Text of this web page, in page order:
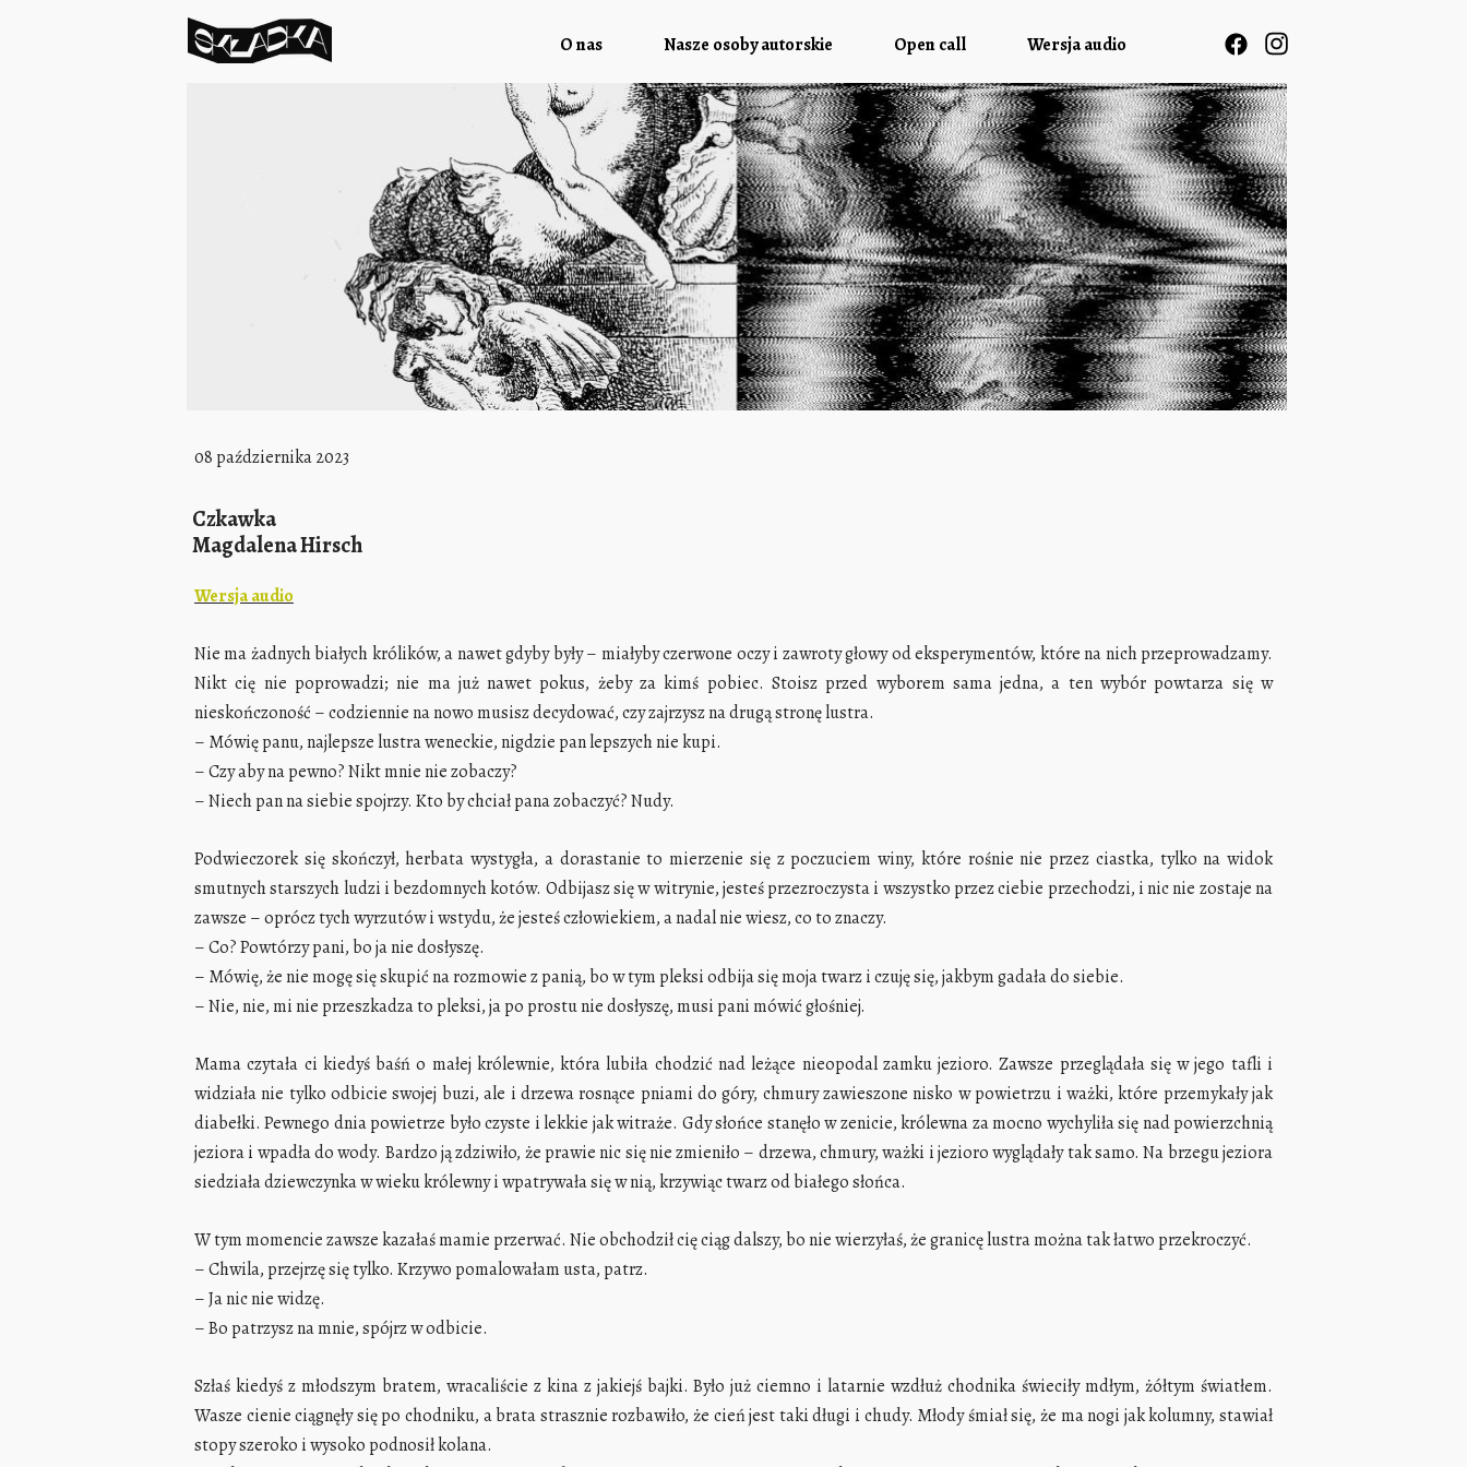
O nas Nasze osoby autorskie Open call Wersja audio
08 października 2023
Czkawka
Magdalena Hirsch
Wersja audio
Nie ma żadnych białych królików, a nawet gdyby były – miałyby czerwone oczy i zawroty głowy od eksperymentów, które na nich przeprowadzamy.
Nikt cię nie poprowadzi; nie ma już nawet pokus, żeby za kimś pobiec. Stoisz przed wyborem sama jedna, a ten wybór powtarza się w
nieskończoność – codziennie na nowo musisz decydować, czy zajrzysz na drugą stronę lustra.
– Mówię panu, najlepsze lustra weneckie, nigdzie pan lepszych nie kupi.
– Czy aby na pewno? Nikt mnie nie zobaczy?
– Niech pan na siebie spojrzy. Kto by chciał pana zobaczyć? Nudy.
Podwieczorek się skończył, herbata wystygła, a dorastanie to mierzenie się z poczuciem winy, które rośnie nie przez ciastka, tylko na widok
smutnych starszych ludzi i bezdomnych kotów. Odbijasz się w witrynie, jesteś przezroczysta i wszystko przez ciebie przechodzi, i nic nie zostaje na
zawsze – oprócz tych wyrzutów i wstydu, że jesteś człowiekiem, a nadal nie wiesz, co to znaczy.
– Co? Powtórzy pani, bo ja nie dosłyszę.
– Mówię, że nie mogę się skupić na rozmowie z panią, bo w tym pleksi odbija się moja twarz i czuję się, jakbym gadała do siebie.
– Nie, nie, mi nie przeszkadza to pleksi, ja po prostu nie dosłyszę, musi pani mówić głośniej.
Mama czytała ci kiedyś baśń o małej królewnie, która lubiła chodzić nad leżące nieopodal zamku jezioro. Zawsze przeglądała się w jego tafli i
widziała nie tylko odbicie swojej buzi, ale i drzewa rosnące pniami do góry, chmury zawieszone nisko w powietrzu i ważki, które przemykały jak
diabełki. Pewnego dnia powietrze było czyste i lekkie jak witraże. Gdy słońce stanęło w zenicie, królewna za mocno wychyliła się nad powierzchnią
jeziora i wpadła do wody. Bardzo ją zdziwiło, że prawie nic się nie zmieniło – drzewa, chmury, ważki i jezioro wyglądały tak samo. Na brzegu jeziora
siedziała dziewczynka w wieku królewny i wpatrywała się w nią, krzywiąc twarz od białego słońca.
W tym momencie zawsze kazałaś mamie przerwać. Nie obchodził cię ciąg dalszy, bo nie wierzyłaś, że granicę lustra można tak łatwo przekroczyć.
– Chwila, przejrzę się tylko. Krzywo pomalowałam usta, patrz.
– Ja nic nie widzę.
– Bo patrzysz na mnie, spójrz w odbicie.
Szłaś kiedyś z młodszym bratem, wracaliście z kina z jakiejś bajki. Było już ciemno i latarnie wzdłuż chodnika świeciły mdłym, żółtym światłem.
Wasze cienie ciągnęły się po chodniku, a brata strasznie rozbawiło, że cień jest taki długi i chudy. Młody śmiał się, że ma nogi jak kolumny, stawiał
stopy szeroko i wysoko podnosił kolana.